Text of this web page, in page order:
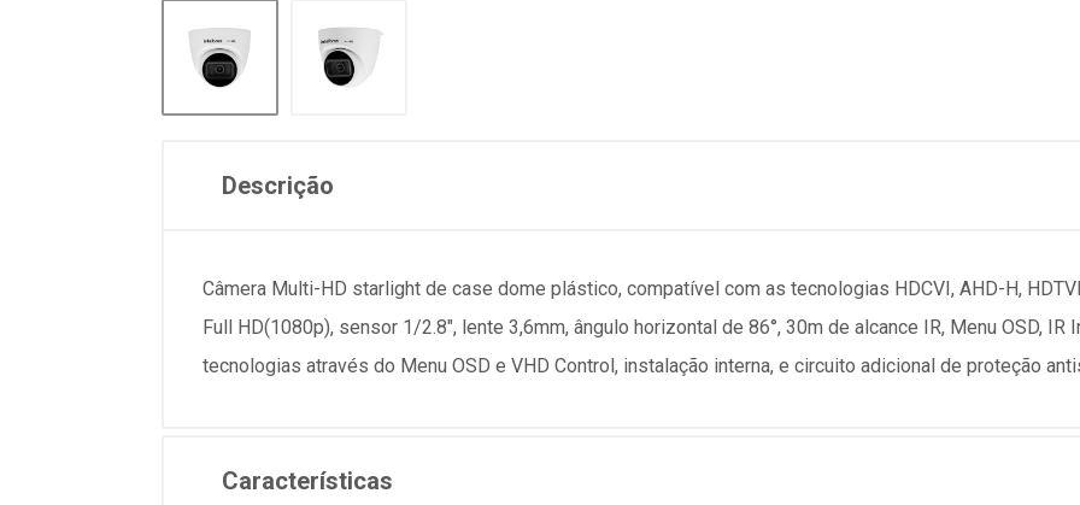
Descrição
Câmera Multi-HD starlight de case dome plástico, compatível com as tecnologias HDCVI, AHD-H,
Full HD(1080p), sensor 1/2.8", lente 3,6mm, ângulo horizontal de 86°, 30m de alcance IR, Menu OSD, IR
tecnologias através do Menu OSD e VHD Control, instalação interna, e circuito adicional de proteção
Características